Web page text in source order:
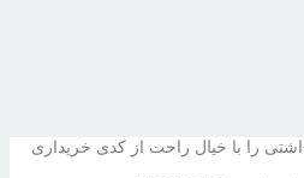
را با خیال راحت از کدی خریداری